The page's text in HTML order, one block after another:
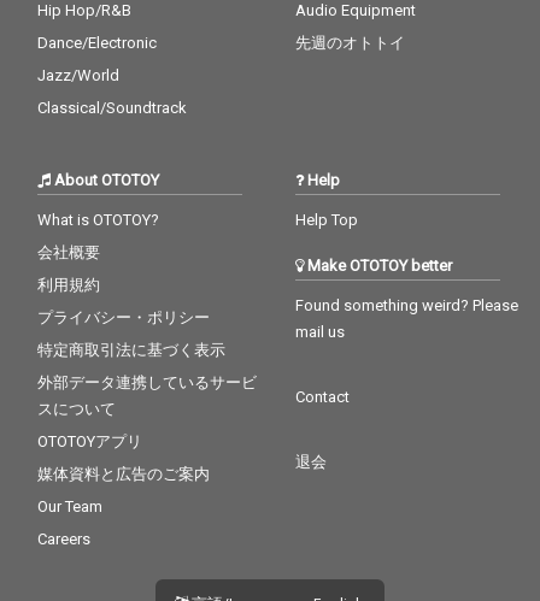
Hip Hop/R&B
Dance/Electronic
Jazz/World
Classical/Soundtrack
Audio Equipment
先週のオトトイ
About OTOTOY
What is OTOTOY?
会社概要
利用規約
プライバシー・ポリシー
特定商取引法に基づく表示
外部データ連携しているサービ
スについて
OTOTOYアプリ
媒体資料と広告のご案内
Our Team
Careers
Help
Help Top
Make OTOTOY better
Found something weird? Please
mail us
Contact
退会